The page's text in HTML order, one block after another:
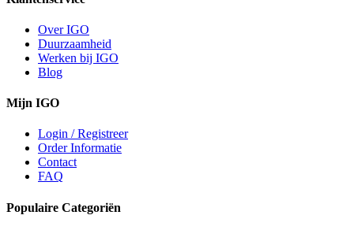
Over IGO
Duurzaamheid
Werken bij IGO
Blog
Mijn IGO
Login / Registreer
Order Informatie
Contact
FAQ
Populaire Categoriën